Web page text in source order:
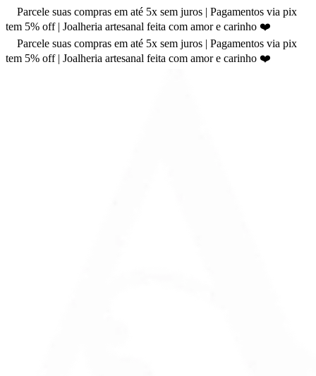
Parcele suas compras em até 5x sem juros | Pagamentos via pix
tem 5% off | Joalheria artesanal feita com amor e carinho ❤️
Parcele suas compras em até 5x sem juros | Pagamentos via pix
tem 5% off | Joalheria artesanal feita com amor e carinho ❤️